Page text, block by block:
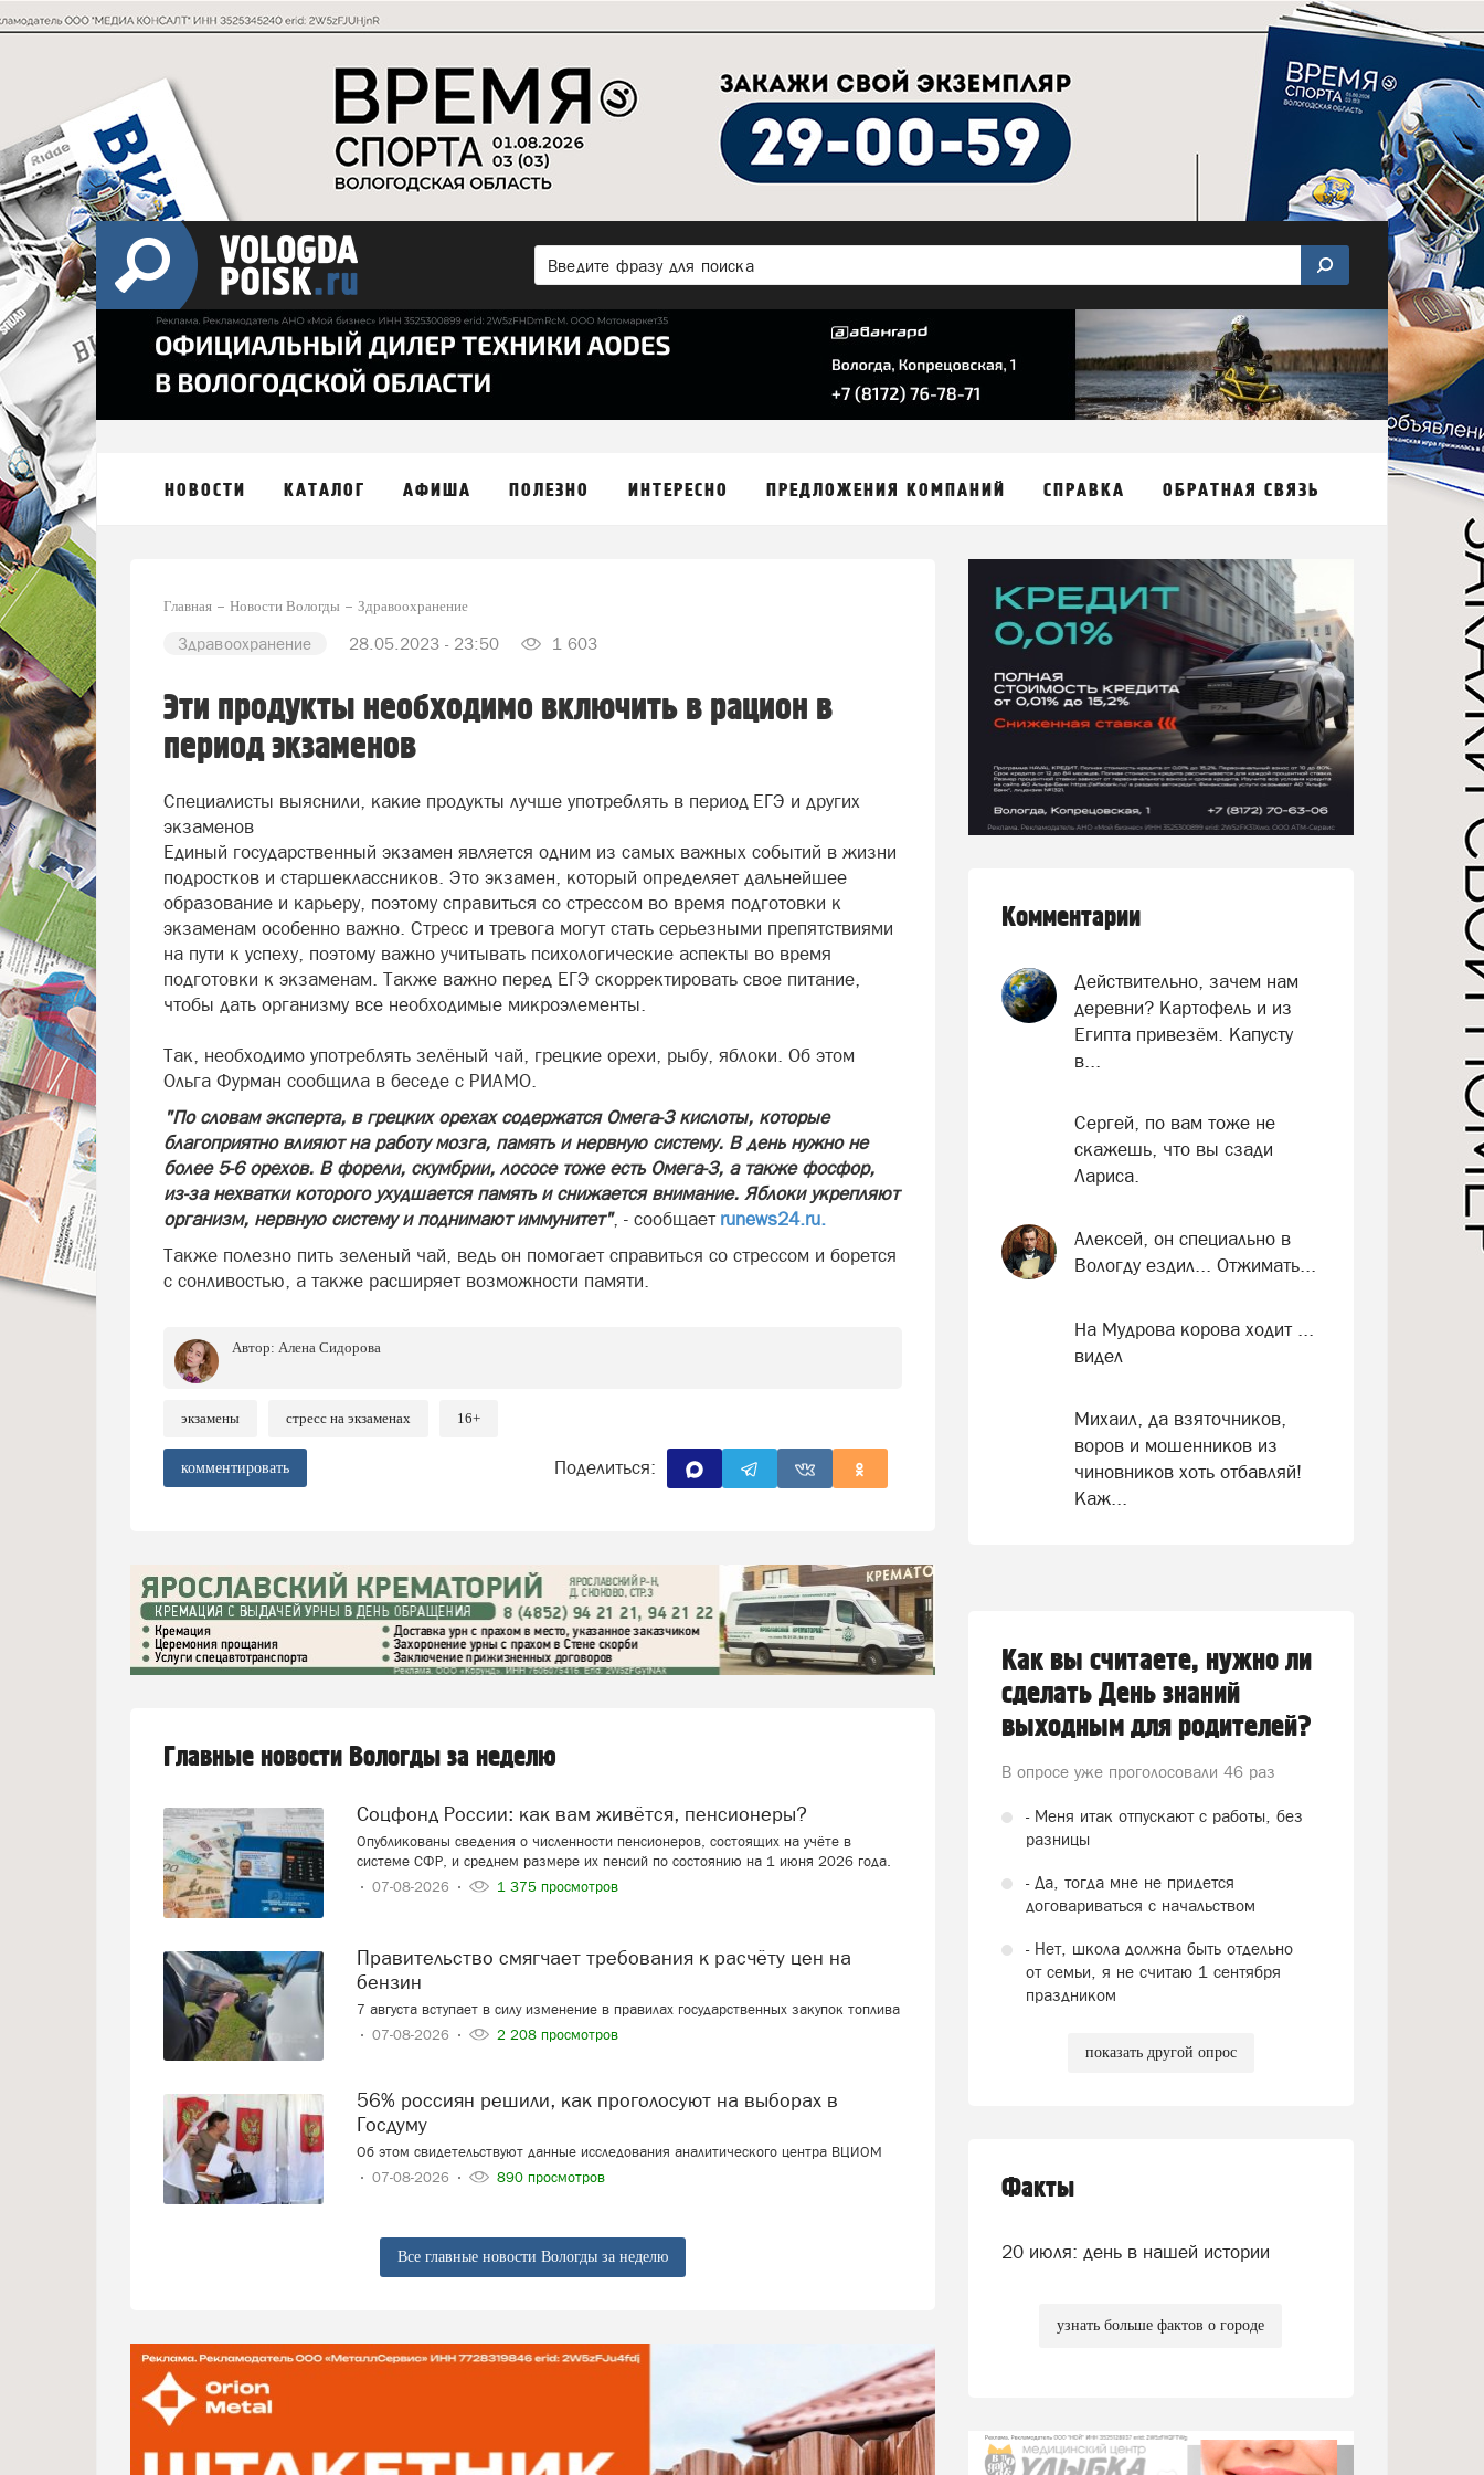
НОВОСТИ КАТАЛОГ АФИША ПОЛЕЗНО ИНТЕРЕСНО ПРЕДЛОЖЕНИЯ КОМПАНИЙ СПРАВКА ОБРАТНАЯ СВЯЗЬ
Главная Новости Вологды Здравоохранение
Здравоохранение 28.05.2023 - 23:50 1 603
Эти продукты необходимо включить в рацион в
период экзаменов
Специалисты выяснили, какие продукты лучше употреблять в период ЕГЭ и других
экзаменов
Единый государственный экзамен является одним из самых важных событий в жизни
подростков и старшеклассников. Это экзамен, который определяет дальнейшее
образование и карьеру, поэтому справиться со стрессом во время подготовки к
экзаменам особенно важно. Стресс и тревога могут стать серьезными препятствиями
на пути к успеху, поэтому важно учитывать психологические аспекты во время
подготовки к экзаменам. Также важно перед ЕГЭ скорректировать свое питание,
чтобы дать организму все необходимые микроэлементы.
Так, необходимо употреблять зелёный чай, грецкие орехи, рыбу, яблоки. Об этом
Ольга Фурман сообщила в беседе с РИАМО.
"По словам эксперта, в грецких орехах содержатся Омега-3 кислоты, которые
благоприятно влияют на работу мозга, память и нервную систему. В день нужно не
более 5-6 орехов. В форели, скумбрии, лососе тоже есть Омега-3, а также фосфор,
из-за нехватки которого ухудшается память и снижается внимание. Яблоки укрепляют
организм, нервную систему и поднимают иммунитет", - сообщает runews24.ru.
Также полезно пить зеленый чай, ведь он помогает справиться со стрессом и борется
с сонливостью, а также расширяет возможности памяти.
Автор: Алена Сидорова
экзамены стресс на экзаменах 16+
комментировать Поделиться:
Главные новости Вологды за неделю
Соцфонд России: как вам живётся, пенсионеры?
Опубликованы сведения о численности пенсионеров, состоящих на учёте в
системе СФР, и среднем размере их пенсий по состоянию на 1 июня 2026 года.
07-08-2026
1 375 просмотров
Правительство смягчает требования к расчёту цен на
бензин
7 августа вступает в силу изменение в правилах государственных закупок топлива
07-08-2026
2 208 просмотров
56% россиян решили, как проголосуют на выборах в
Госдуму
Об этом свидетельствуют данные исследования аналитического центра ВЦИОМ
07-08-2026
890 просмотров
Все главные новости Вологды за неделю
Комментарии
Действительно, зачем нам
деревни? Картофель и из
Египта привезём. Капусту
в...
Сергей, по вам тоже не
скажешь, что вы сзади
Лариса.
Алексей, он специально в
Вологду ездил... Отжимать...
На Мудрова корова ходит ...
видел
Михаил, да взяточников,
воров и мошенников из
чиновников хоть отбавляй!
Каж...
Как вы считаете, нужно ли
сделать День знаний
выходным для родителей?
В опросе уже проголосовали 46 раз
- Меня итак отпускают с работы, без
разницы
- Да, тогда мне не придется
договариваться с начальством
- Нет, школа должна быть отдельно
от семьи, я не считаю 1 сентября
праздником
показать другой опрос
Факты
20 июля: день в нашей истории
узнать больше фактов о городе